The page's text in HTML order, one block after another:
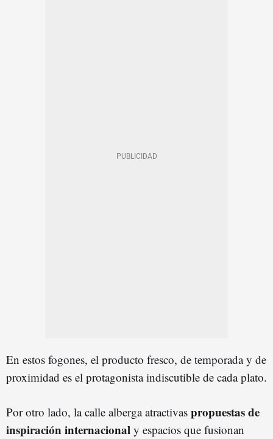
En estos fogones, el producto fresco, de temporada y de
proximidad es el protagonista indiscutible de cada plato.
Por otro lado, la calle alberga atractivas propuestas de
inspiración internacional y espacios que fusionan